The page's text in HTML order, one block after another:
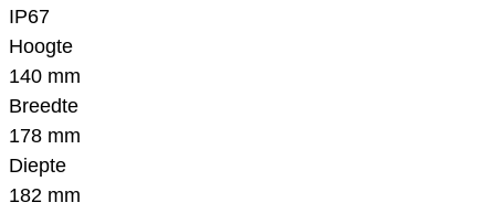
IP67
Hoogte
140 mm
Breedte
178 mm
Diepte
182 mm